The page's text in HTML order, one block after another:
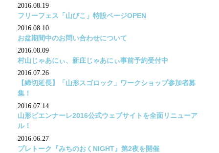
2016.08.19
フリーフェス「山びこ」特設ページOPEN
2016.08.10
お盆期間中のお問い合わせについて
2016.08.09
村山じゃあにぃ、新庄じゃあにぃ事前予約受付中
2016.07.26
【締切延長】「山形スゴロック」ワークショップ参加者募
集！
2016.07.14
山形ビエンナーレ2016公式ウェブサイトを全面リニューア
ル！
2016.06.27
プレトーク『みちのおくNIGHT』第2夜を開催